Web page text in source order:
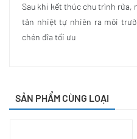
Sau khi kết thúc chu trình rửa,
tản nhiệt tự nhiên ra môi
chén đĩa tối ưu
SẢN PHẨM CÙNG LOẠI